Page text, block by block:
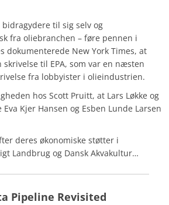
til sig selv og
fra oliebranchen – føre pennen i
dokumenterede New York Times, at
til EPA, som var en næsten
fra lobbyister i olieindustrien.
hos Scott Pruitt, at Lars Løkke og
Kjer Hansen og Esben Lunde Larsen
deres økonomiske støtter i
Landbrug og Dansk Akvakultur…
Pipeline Revisited